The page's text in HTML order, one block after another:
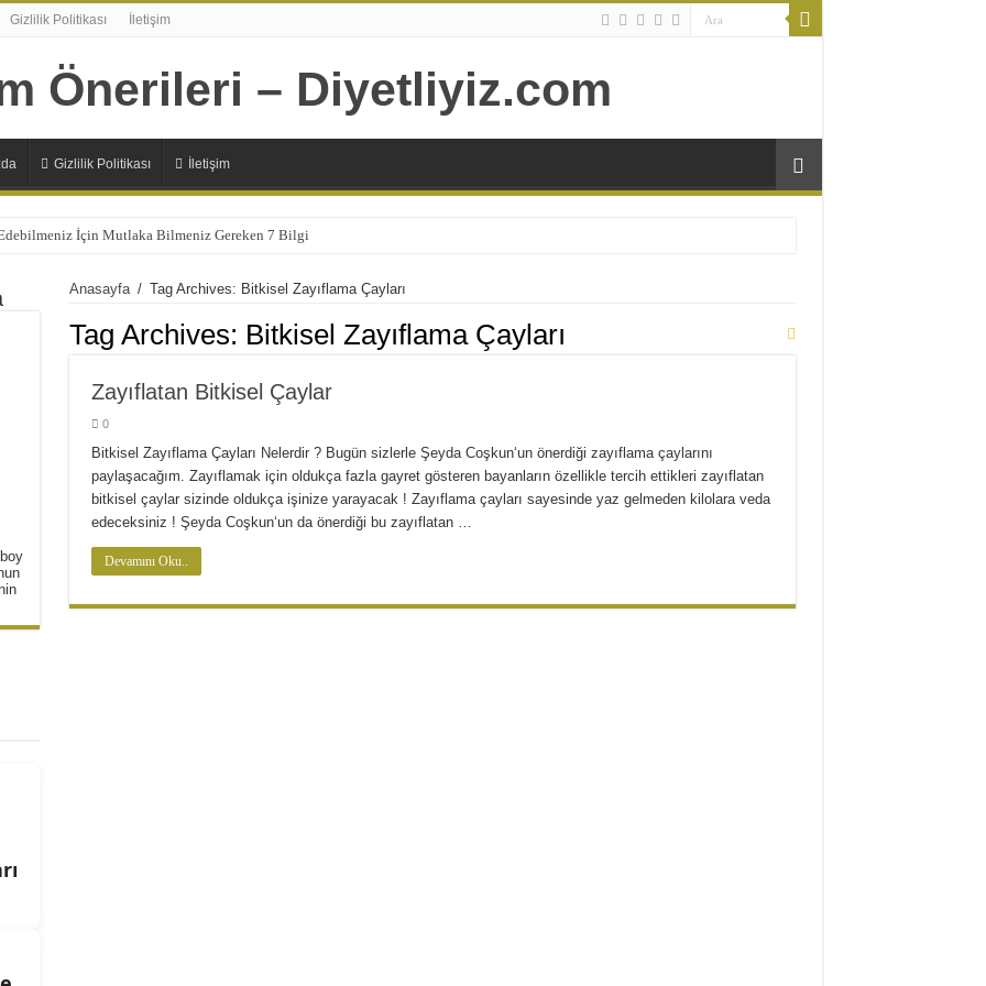
Gizlilik Politikası İletişim
Gizlilik Politikası İletişim
İçin Mutlaka Bilmeniz Gereken 7 Bilgi
7 Sağlıksız Beslenme Alışkanlıkları
Daha Çok İhtiyaç Duyduğu 20 Besin
İçin 10 Çok Sağlıklı Sebep
Faydaları Nelerdir?
İşe Yarıyor?
?
Tarifi
Anasayfa / Tag Archives: Bitkisel Zayıflama Çayları
Tag Archives: Bitkisel Zayıflama Çayları
Zayıflatan Bitkisel Çaylar
0
Bitkisel Zayıflama Çayları Nelerdir ? Bugün sizlerle Şeyda Coşkun‘un önerdiği zayıflama çaylarını
paylaşacağım. Zayıflamak için oldukça fazla gayret gösteren bayanların özellikle tercih ettikleri zayıflatan
bitkisel çaylar sizinde oldukça işinize yarayacak ! Zayıflama çayları sayesinde yaz gelmeden kilolara veda
edeceksiniz ! Şeyda Coşkun‘un da önerdiği bu zayıflatan …
Devamını Oku..